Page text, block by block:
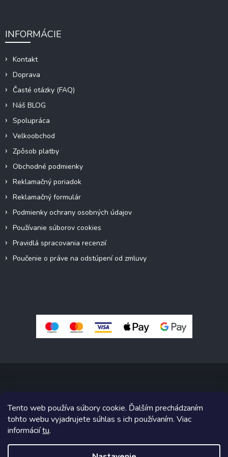
Tento web používa súbory cookie. Ďalším prechádzaním
tohto webu vyjadrujete súhlas s ich používaním. Viac
informáciítu.
INFORMÁCIE
Kontakt
Doprava
Časté otázky (FAQ)
Náš BLOG
Spolupráca
Velkoobchod
Zpôsob platby
Obchodné podmienky
Reklamačný poriadok
Reklamačný formulár
Podmienky ochrany osobných údajov
Používanie súborov cookies
Pravidlá spracovania recenzií
Poučenie o práve na odstúpení od zmluvy
Copyright 2026 Pivné sety, stoly, lavice . Všetky práva vyhradené.
Upraviť nastavenie cookies
Grafický návrh vytvoril a na Shoptet implementoval
Shoptetak.cz.